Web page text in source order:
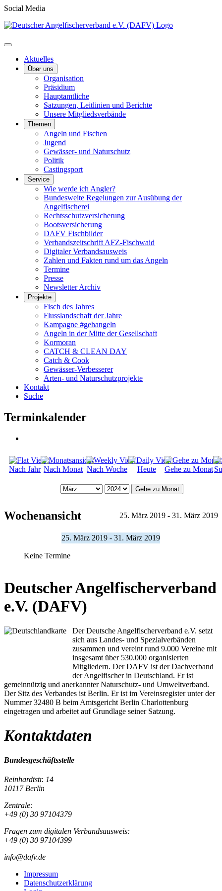
Social Media
Aktuelles
Über uns
Organisation
Präsidium
Hauptamtliche
Satzungen, Leitlinien und Berichte
Unsere Mitgliedsverbände
Themen
Angeln und Fischen
Jugend
Gewässer- und Naturschutz
Politik
Castingsport
Service
Wie werde ich Angler?
Bundesweite Regelungen zur Ausübung der
Angelfischerei
Rechtsschutzversicherung
Bootsversicherung
DAFV Fischbilder
Verbandszeitschrift AFZ-Fischwaid
Digitaler Verbandsausweis
Zahlen und Fakten rund um das Angeln
Termine
Presse
Newsletter Archiv
Projekte
Fisch des Jahres
Flusslandschaft der Jahre
Kampagne #gehangeln
Angeln in der Mitte der Gesellschaft
Kormoran
CATCH & CLEAN DAY
Catch & Cook
Gewässer-Verbesserer
Arten- und Naturschutzprojekte
Kontakt
Suche
Terminkalender
Nach Jahr Nach Monat Nach Woche Heute Gehe zu Monat
Gehe zu Monat
Wochenansicht 25. März 2019 - 31. März 2019
25. März 2019 - 31. März 2019
Keine Termine
Deutscher Angelfischerverband
e.V. (DAFV)
Der Deutsche Angelfischerverband e.V. setzt
sich aus Landes- und Spezialverbänden
zusammen und vereint rund 9.000 Vereine mit
insgesamt über 530.000 organisierten
Mitgliedern. Der DAFV ist der Dachverband
der Angelfischer in Deutschland. Er ist
gemeinnützig und anerkannter Naturschutz- und Umweltverband.
Der Sitz des Verbandes ist Berlin. Er ist im Vereinsregister unter der
Nummer 32480 B beim Amtsgericht Berlin Charlottenburg
eingetragen und arbeitet auf Grundlage seiner Satzung.
Kontaktdaten
Bundesgeschäftsstelle
Reinhardtstr. 14
10117 Berlin
Zentrale:
+49 (0) 30 97104379
Fragen zum digitalen Verbandsausweis:
+49 (0) 30 97104399
info@dafv.de
Impressum
Datenschutzerklärung